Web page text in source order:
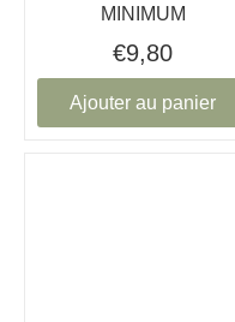
MINIMUM
€9,80
Ajouter au panier